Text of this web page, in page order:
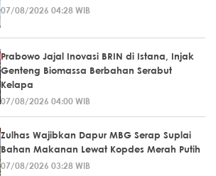
07/08/2026 04:28 WIB
Prabowo Jajal Inovasi BRIN di Istana, Injak
Genteng Biomassa Berbahan Serabut
Kelapa
07/08/2026 04:00 WIB
Zulhas Wajibkan Dapur MBG Serap Suplai
Bahan Makanan Lewat Kopdes Merah Putih
07/08/2026 03:28 WIB